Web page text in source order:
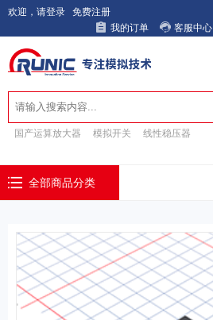
欢迎，请登录 免费注册
我的订单
客服中心
国产运算放大器 模拟开关 线性稳压器
全部商品分类